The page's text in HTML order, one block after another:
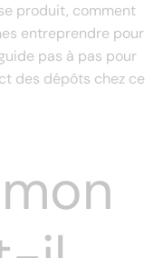
produit, comment
entreprendre pour
pas à pas pour
des dépôts chez ce